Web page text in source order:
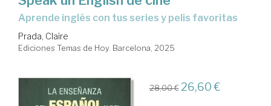
Lengua:
Obras
Generales
Aprende inglés con tus series y pelis favoritas
Prada, Claire
Ediciones Temas de Hoy. Barcelona, 2025
28,00 € 26,60 €